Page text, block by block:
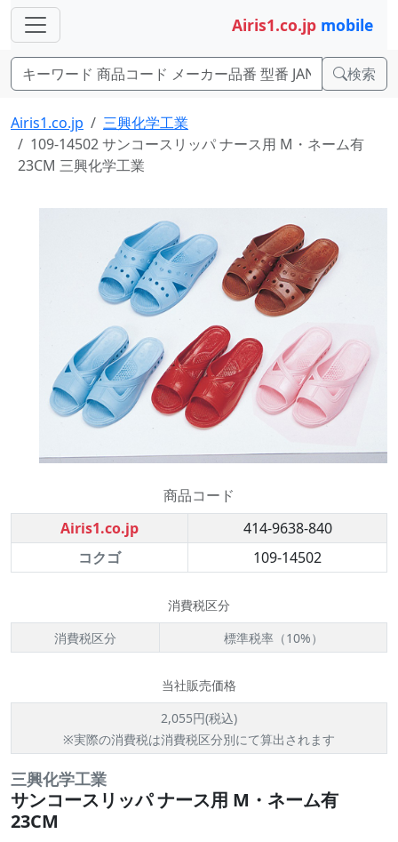
Airis1.co.jp mobile
検索
Airis1.co.jp
三興化学工業
109-14502 サンコースリッパ ナース用 M・ネーム有
23CM 三興化学工業
商品コード
Airis1.co.jp
414-9638-840
コクゴ
109-14502
消費税区分
消費税区分
標準税率（10%）
当社販売価格
2,055円(税込)
※実際の消費税は消費税区分別にて算出されます
三興化学工業
サンコースリッパ ナース用 M・ネーム有
23CM